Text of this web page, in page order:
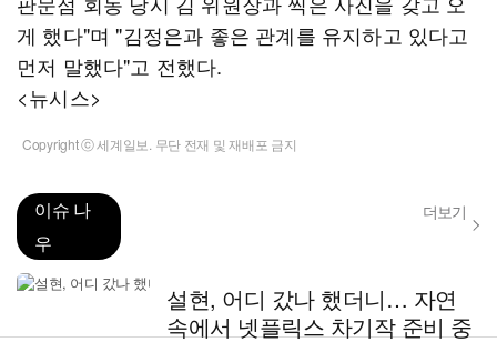
게 했다"며 "김정은과 좋은 관계를 유지하고 있다고
먼저 말했다"고 전했다.
<뉴시스>
Copyright ⓒ 세계일보. 무단 전재 및 재배포 금지
이슈 나
우
더보기
설현, 어디 갔나 했더니… 자연
속에서 넷플릭스 차기작 준비 중